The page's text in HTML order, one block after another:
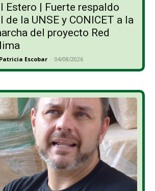
Estero | Fuerte respaldo
la UNSE y CONICET a la
del proyecto Red
Patricia Escobar - 04/08/2026